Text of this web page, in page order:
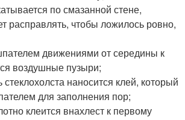
по смазанной стене,
расправлять, чтобы ложилось ровно,
движениями от середины к
воздушные пузыри;
стеклохолста наносится клей, который
для заполнения пор;
клеится внахлест к первому